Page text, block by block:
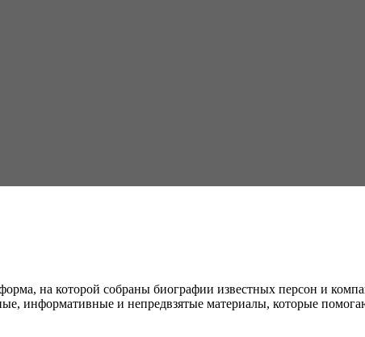
на которой собраны биографии известных персон и
информативные и непредвзятые материалы, которые